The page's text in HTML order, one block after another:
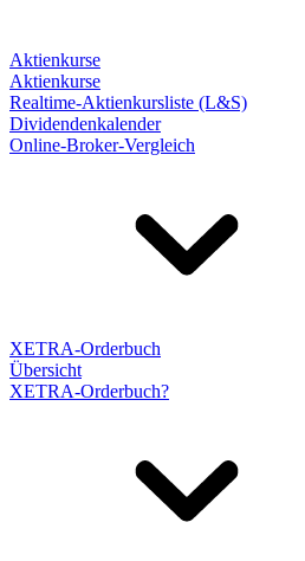
Aktienkurse
Aktienkurse
Realtime-Aktienkursliste (L&S)
Dividendenkalender
Online-Broker-Vergleich
XETRA-Orderbuch
Übersicht
XETRA-Orderbuch?